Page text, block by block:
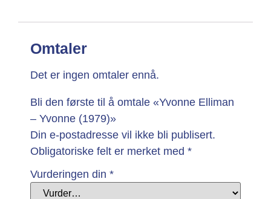
Omtaler
Det er ingen omtaler ennå.
Bli den første til å omtale «Yvonne Elliman
– Yvonne (1979)»
Din e-postadresse vil ikke bli publisert.
Obligatoriske felt er merket med *
Vurderingen din *